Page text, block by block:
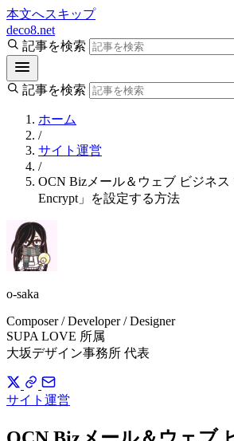
本文へスキップ
deco8.net
記事を検索
記事を検索
ホーム
/
サイト運営
/
OCN Bizメール＆ウェブ ビジネス
Encrypt」を設定する方法
o-saka
Composer / Developer / Designer
SUPA LOVE 所属
大坂デザイン事務所 代表
サイト運営